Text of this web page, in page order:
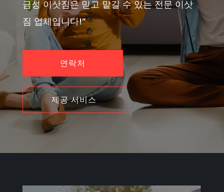
금성 이삿짐은 믿고 맡길 수 있는 전문 이삿
짐 업체입니다!”
연락처
제공 서비스